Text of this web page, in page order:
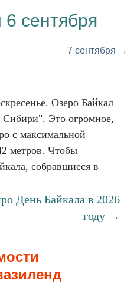
сентября
7 сентября →
Озеро Байкал
Это огромное,
с максимальной
метров. Чтобы
собравшиеся в
День Байкала в 2026
году →